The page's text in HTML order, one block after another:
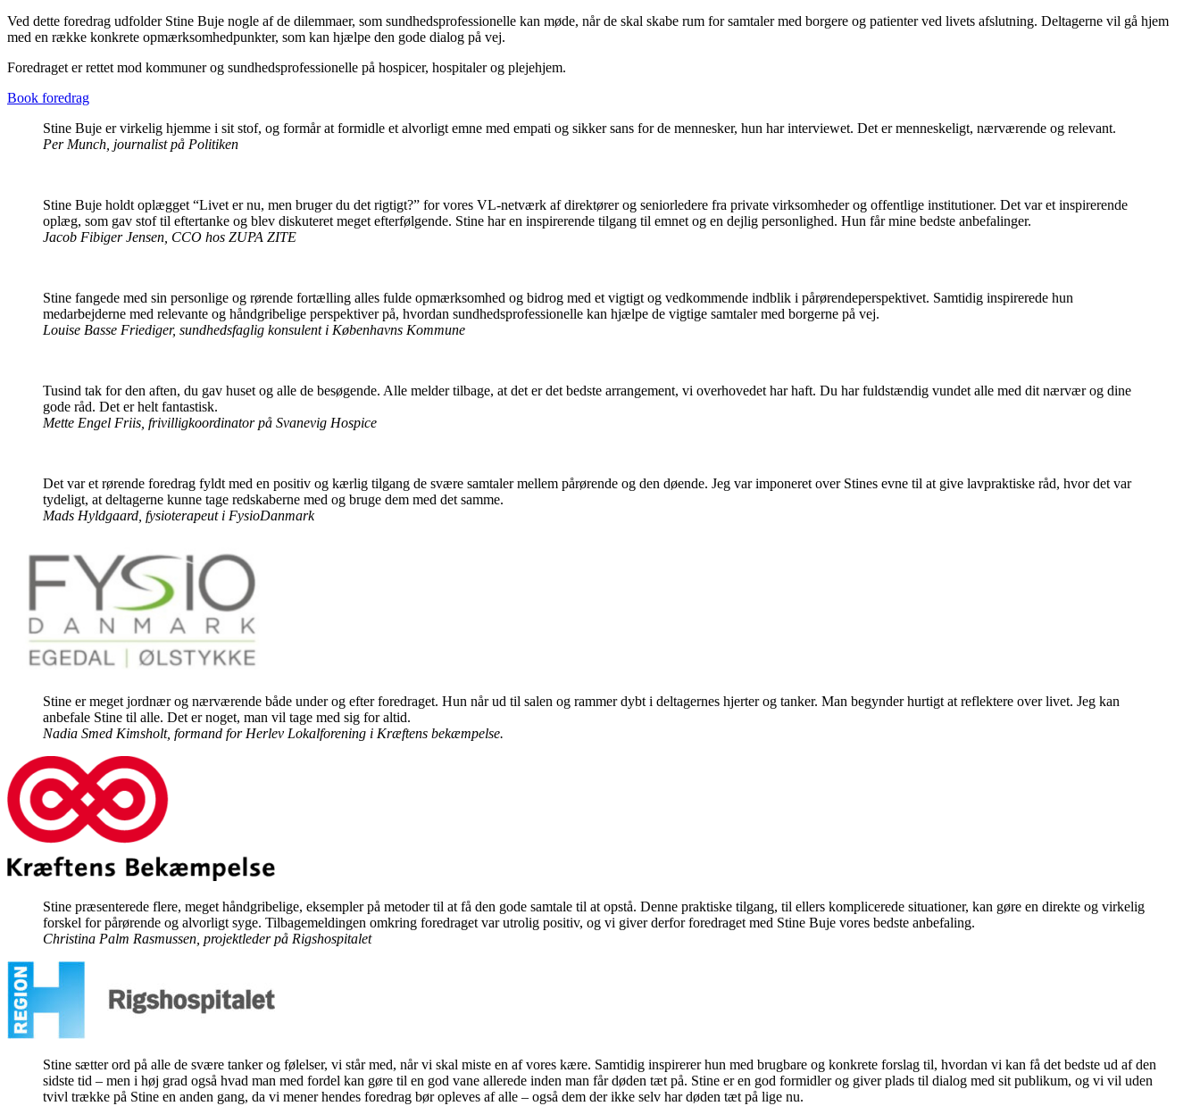
Ved dette foredrag udfolder Stine Buje nogle af de dilemmaer, som sundhedsprofessionelle kan møde, når de skal skabe rum for samtaler med borgere og patienter ved livets afslutning. Deltagerne vil gå hjem
med en række konkrete opmærksomhedpunkter, som kan hjælpe den gode dialog på vej.
Foredraget er rettet mod kommuner og sundhedsprofessionelle på hospicer, hospitaler og plejehjem.
Book foredrag
Stine Buje er virkelig hjemme i sit stof, og formår at formidle et alvorligt emne med empati og sikker sans for de mennesker, hun har interviewet. Det er menneskeligt, nærværende og relevant.
Per Munch, journalist på Politiken
Stine Buje holdt oplægget “Livet er nu, men bruger du det rigtigt?” for vores VL-netværk af direktører og seniorledere fra private virksomheder og offentlige institutioner. Det var et inspirerende
oplæg, som gav stof til eftertanke og blev diskuteret meget efterfølgende. Stine har en inspirerende tilgang til emnet og en dejlig personlighed. Hun får mine bedste anbefalinger.
Jacob Fibiger Jensen, CCO hos ZUPA ZITE
Stine fangede med sin personlige og rørende fortælling alles fulde opmærksomhed og bidrog med et vigtigt og vedkommende indblik i pårørendeperspektivet. Samtidig inspirerede hun
medarbejderne med relevante og håndgribelige perspektiver på, hvordan sundhedsprofessionelle kan hjælpe de vigtige samtaler med borgerne på vej.
Louise Basse Friediger, sundhedsfaglig konsulent i Københavns Kommune
Tusind tak for den aften, du gav huset og alle de besøgende. Alle melder tilbage, at det er det bedste arrangement, vi overhovedet har haft. Du har fuldstændig vundet alle med dit nærvær og dine
gode råd. Det er helt fantastisk.
Mette Engel Friis, frivilligkoordinator på Svanevig Hospice
Det var et rørende foredrag fyldt med en positiv og kærlig tilgang de svære samtaler mellem pårørende og den døende. Jeg var imponeret over Stines evne til at give lavpraktiske råd, hvor det var
tydeligt, at deltagerne kunne tage redskaberne med og bruge dem med det samme.
Mads Hyldgaard, fysioterapeut i FysioDanmark
Stine er meget jordnær og nærværende både under og efter foredraget. Hun når ud til salen og rammer dybt i deltagernes hjerter og tanker. Man begynder hurtigt at reflektere over livet. Jeg kan
anbefale Stine til alle. Det er noget, man vil tage med sig for altid.
Nadia Smed Kimsholt, formand for Herlev Lokalforening i Kræftens bekæmpelse.
Stine præsenterede flere, meget håndgribelige, eksempler på metoder til at få den gode samtale til at opstå. Denne praktiske tilgang, til ellers komplicerede situationer, kan gøre en direkte og virkelig
forskel for pårørende og alvorligt syge. Tilbagemeldingen omkring foredraget var utrolig positiv, og vi giver derfor foredraget med Stine Buje vores bedste anbefaling.
Christina Palm Rasmussen, projektleder på Rigshospitalet
Stine sætter ord på alle de svære tanker og følelser, vi står med, når vi skal miste en af vores kære. Samtidig inspirerer hun med brugbare og konkrete forslag til, hvordan vi kan få det bedste ud af den
sidste tid – men i høj grad også hvad man med fordel kan gøre til en god vane allerede inden man får døden tæt på. Stine er en god formidler og giver plads til dialog med sit publikum, og vi vil uden
tvivl trække på Stine en anden gang, da vi mener hendes foredrag bør opleves af alle – også dem der ikke selv har døden tæt på lige nu.